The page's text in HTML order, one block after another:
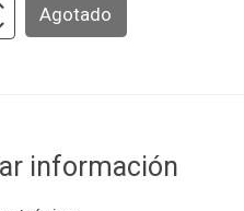
Agotado
información